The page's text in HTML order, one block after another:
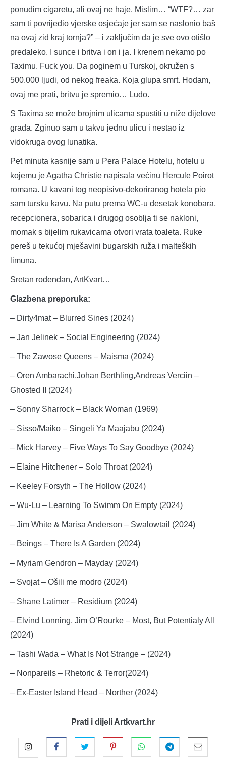
ponudim cigaretu, ali ovaj ne haje. Mislim… “WTF?… zar
sam ti povrijedio vjerske osjećaje jer sam se naslonio baš
na ovaj zid kraj tornja?” – i zaključim da je sve ovo otišlo
predaleko. I sunce i britva i on i ja. I krenem nekamo po
Taximu. Fuck you. Da poginem u Turskoj, okružen s
500.000 ljudi, od nekog freaka. Koja glupa smrt. Hodam,
ovaj me prati, britvu je spremio… Ludo.
S Taxima se može brojnim ulicama spustiti u niže dijelove
grada. Zginuo sam u takvu jednu ulicu i nestao iz
vidokruga ovog lunatika.
Pet minuta kasnije sam u Pera Palace Hotelu, hotelu u
kojemu je Agatha Christie napisala većinu Hercule Poirot
romana. U kavani tog neopisivo-dekoriranog hotela pio
sam tursku kavu. Na putu prema WC-u desetak konobara,
recepcionera, sobarica i drugog osoblja ti se nakloni,
momak s bijelim rukavicama otvori vrata toaleta. Ruke
pereš u tekućoj mješavini bugarskih ruža i malteških
limuna.
Sretan rođendan, ArtKvart…
Glazbena preporuka:
– Dirty4mat – Blurred Sines (2024)
– Jan Jelinek – Social Engineering (2024)
– The Zawose Queens – Maisma (2024)
– Oren Ambarachi,Johan Berthling,Andreas Verciin –
Ghosted II (2024)
– Sonny Sharrock – Black Woman (1969)
– Sisso/Maiko – Singeli Ya Maajabu (2024)
– Mick Harvey – Five Ways To Say Goodbye (2024)
– Elaine Hitchener – Solo Throat (2024)
– Keeley Forsyth – The Hollow (2024)
– Wu-Lu – Learning To Swimm On Empty (2024)
– Jim White & Marisa Anderson – Swalowtail (2024)
– Beings – There Is A Garden (2024)
– Myriam Gendron – Mayday (2024)
– Svojat – Ošili me modro (2024)
– Shane Latimer – Residium (2024)
– Elvind Lonning, Jim O’Rourke – Most, But Potentialy All
(2024)
– Tashi Wada – What Is Not Strange – (2024)
– Nonpareils – Rhetoric & Terror(2024)
– Ex-Easter Island Head – Norther (2024)
Prati i dijeli Artkvart.hr